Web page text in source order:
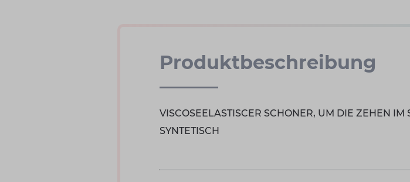
Produktbeschreibung
VISCOSEELASTISCER SCHONER, UM DIE ZEHEN
SYNTETISCH